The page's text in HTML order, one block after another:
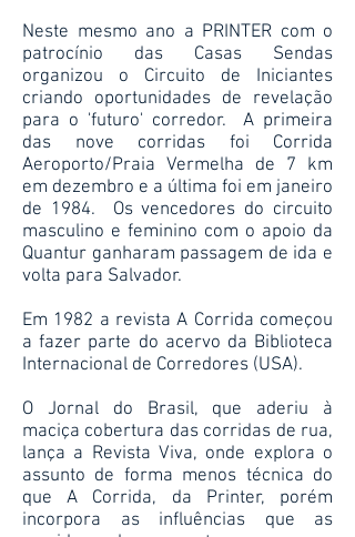
Neste mesmo ano a PRINTER com o
patrocínio das Casas Sendas
organizou o Circuito de Iniciantes
criando oportunidades de revelação
para o 'futuro' corredor. A primeira
das nove corridas foi Corrida
Aeroporto/Praia Vermelha de 7 km
em dezembro e a última foi em janeiro
de 1984. Os vencedores do circuito
masculino e feminino com o apoio da
Quantur ganharam passagem de ida e
volta para Salvador.
Em 1982 a revista A Corrida começou
a fazer parte do acervo da Biblioteca
Internacional de Corredores (USA).
O Jornal do Brasil, que aderiu à
maciça cobertura das corridas de rua,
lança a Revista Viva, onde explora o
assunto de forma menos técnica do
que A Corrida, da Printer, porém
incorpora as influências que as